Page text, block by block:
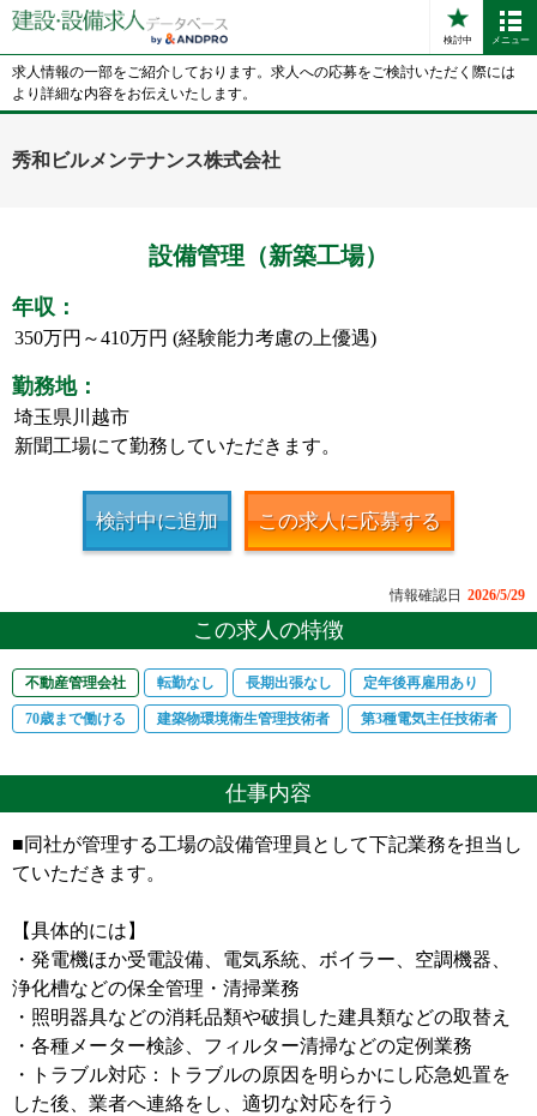
検討中 メニュー
求人情報の一部をご紹介しております。求人への応募をご検討いただく際には
より詳細な内容をお伝えいたします。
秀和ビルメンテナンス株式会社
設備管理（新築工場）
年収：
350万円～410万円 (経験能力考慮の上優遇)
勤務地：
埼玉県川越市
新聞工場にて勤務していただきます。
検討中に追加 この求人に応募する
情報確認日 2026/5/29
この求人の特徴
不動産管理会社 転勤なし 長期出張なし 定年後再雇用あり
70歳まで働ける 建築物環境衛生管理技術者 第3種電気主任技術者
仕事内容
■同社が管理する工場の設備管理員として下記業務を担当し
ていただきます。
【具体的には】
・発電機ほか受電設備、電気系統、ボイラー、空調機器、
浄化槽などの保全管理・清掃業務
・照明器具などの消耗品類や破損した建具類などの取替え
・各種メーター検診、フィルター清掃などの定例業務
・トラブル対応：トラブルの原因を明らかにし応急処置を
した後、業者へ連絡をし、適切な対応を行う